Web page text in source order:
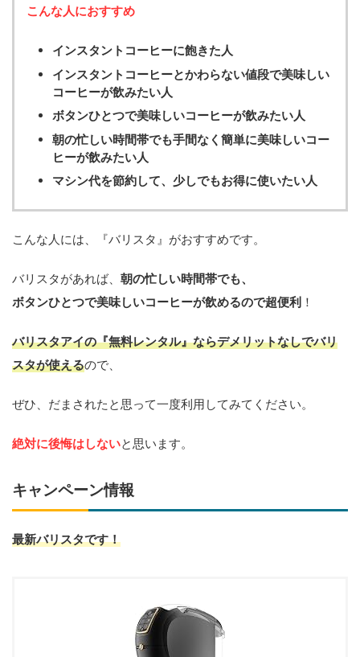
こんな人におすすめ
インスタントコーヒーに飽きた人
インスタントコーヒーとかわらない値段で美味しい
コーヒーが飲みたい人
ボタンひとつで美味しいコーヒーが飲みたい人
朝の忙しい時間帯でも手間なく簡単に美味しいコー
ヒーが飲みたい人
マシン代を節約して、少しでもお得に使いたい人
こんな人には、『バリスタ』がおすすめです。
バリスタがあれば、 朝の忙しい時間帯でも、
ボタンひとつで美味しいコーヒーが飲めるので超便利 ！
バリスタアイの『無料レンタル』ならデメリットなしでバリ
スタが使えるので、
ぜひ、だまされたと思って一度利用してみてください。
絶対に後悔はしないと思います。
キャンペーン情報
最新バリスタです！